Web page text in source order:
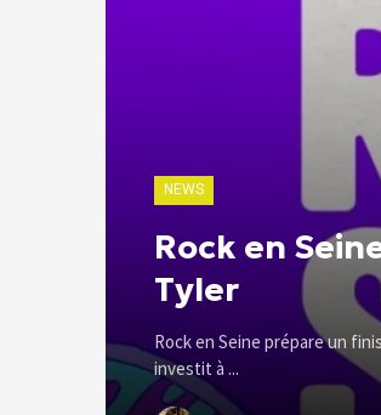
NEWS
Rock en
Tyler
Rock en Seine prépare un
investit à ...